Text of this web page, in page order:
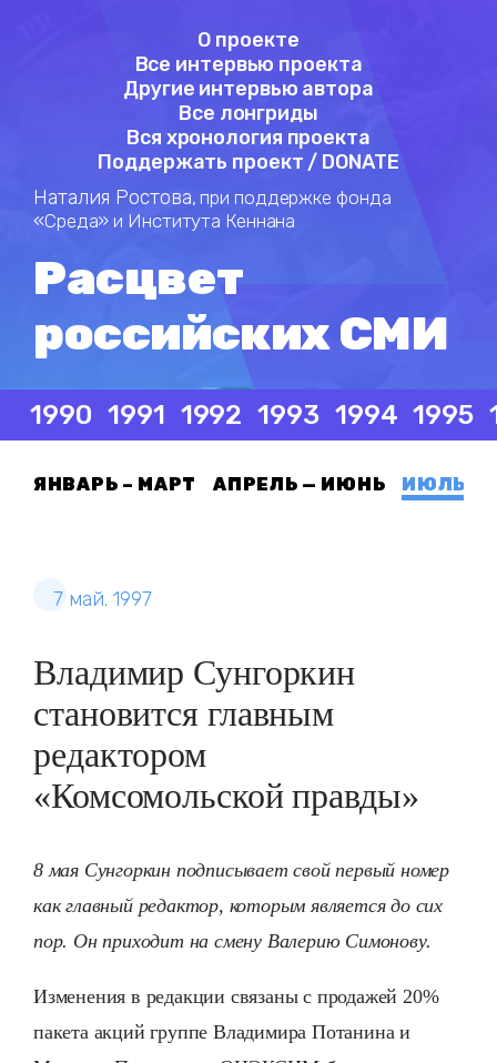
О проекте
Все интервью проекта
Другие интервью автора
Все лонгриды
Вся хронология проекта
Поддержать проект / DONATE
Наталия Ростова, при поддержке фонда
«Среда» и Института Кеннана
Расцвет
российских СМИ
1990 1991 1992 1993 1994 1995
ЯНВАРЬ – МАРТ АПРЕЛЬ — ИЮНЬ ИЮЛЬ —
7 май. 1997
Владимир Сунгоркин
становится главным
редактором
«Комсомольской правды»
8 мая Сунгоркин подписывает свой первый номер
как главный редактор, которым является до сих
пор. Он приходит на смену Валерию Симонову.
Изменения в редакции связаны с продажей 20%
пакета акций группе Владимира Потанина и